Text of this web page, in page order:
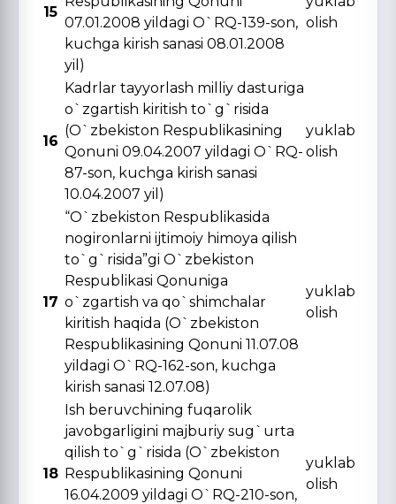
15
07.01.2008 yildagi O`RQ-139-son,
kuchga kirish sanasi 08.01.2008
yil)
olish
16
Kadrlar tayyorlash milliy dasturiga
o`zgartish kiritish to`g`risida
(O`zbekiston Respublikasining
Qonuni 09.04.2007 yildagi O`RQ-
87-son, kuchga kirish sanasi
10.04.2007 yil)
yuklab
olish
17
“O`zbekiston Respublikasida
nogironlarni ijtimoiy himoya qilish
to`g`risida”gi O`zbekiston
Respublikasi Qonuniga
o`zgartish va qo`shimchalar
kiritish haqida (O`zbekiston
Respublikasining Qonuni 11.07.08
yildagi O`RQ-162-son, kuchga
kirish sanasi 12.07.08)
yuklab
olish
18
Ish beruvchining fuqarolik
javobgarligini majburiy sug`urta
qilish to`g`risida (O`zbekiston
Respublikasining Qonuni
16.04.2009 yildagi O`RQ-210-son,
yuklab
olish